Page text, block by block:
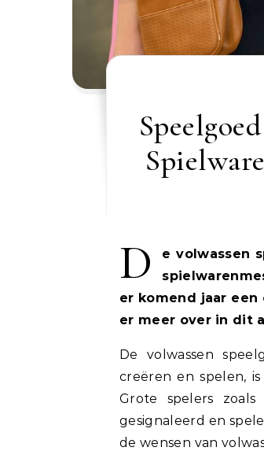
D
e volwassen
er komend jaar een
er meer over in dit
De volwassen
creëren en spelen,
Grote spelers
gesignaleerd en
de wensen van